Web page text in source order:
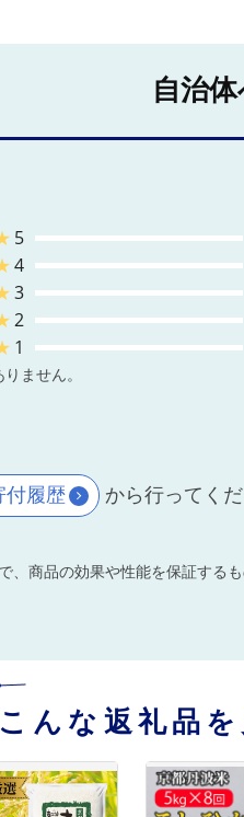
自治
5
4
3
2
1
ません。
付履歴 から行ってくだ
商品の効果や性能を保証するも
んな返礼品を